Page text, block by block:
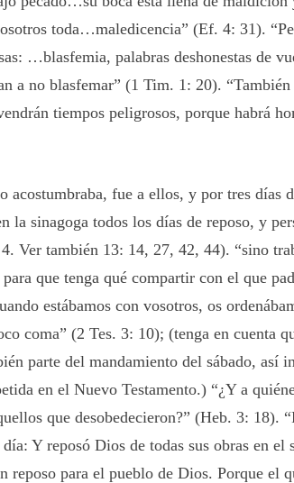
toda…maledicencia” (Ef. 4: 31).
…blasfemia, palabras deshonestas de
a no blasfemar” (1 Tim. 1: 20). “También
tiempos peligrosos, porque habrá
acostumbraba, fue a ellos, y por tres días
sinagoga todos los días de reposo, y
Ver también 13: 14, 27, 42, 44). “sino
que tenga qué compartir con el que
estábamos con vosotros, os
coma” (2 Tes. 3: 10); (tenga en cuenta
parte del mandamiento del sábado, así
en el Nuevo Testamento.) “¿Y a
que desobedecieron?” (Heb. 3: 18).
Y reposó Dios de todas sus obras en el
reposo para el pueblo de Dios. Porque el